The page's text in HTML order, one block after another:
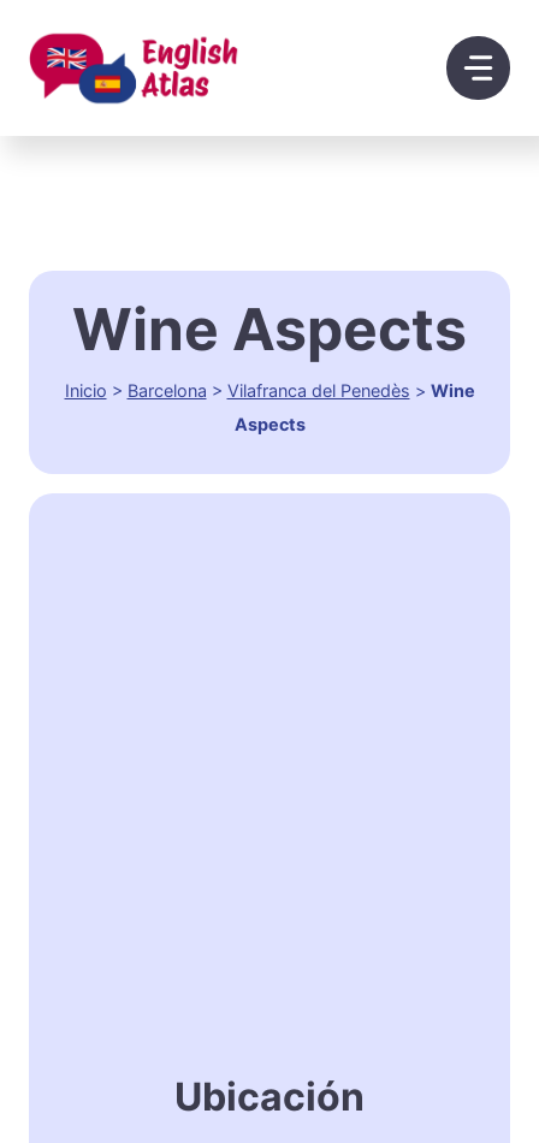
contenido
Wine Aspects
Inicio > Barcelona > Vilafranca del Penedès > Wine
Aspects
Ubicación